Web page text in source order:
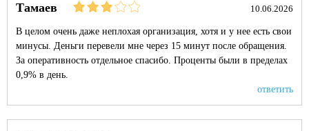
Тамаев 10.06.2026
В целом очень даже неплохая организация, хотя и у нее есть свои
минусы. Деньги перевели мне через 15 минут после обращения.
За оперативность отдельное спасибо. Проценты были в пределах
0,9% в день.
ответить